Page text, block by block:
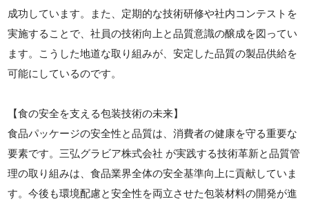
成功しています。また、定期的な技術研修や社内コンテストを
実施することで、社員の技術向上と品質意識の醸成を図ってい
ます。こうした地道な取り組みが、安定した品質の製品供給を
可能にしているのです。
【食の安全を支える包装技術の未来】
食品パッケージの安全性と品質は、消費者の健康を守る重要な
要素です。三弘グラビア株式会社 が実践する技術革新と品質管
理の取り組みは、食品業界全体の安全基準向上に貢献していま
す。今後も環境配慮と安全性を両立させた包装材料の開発が進